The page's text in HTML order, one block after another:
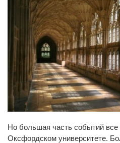
Но большая часть событий все
Оксфордском университете.